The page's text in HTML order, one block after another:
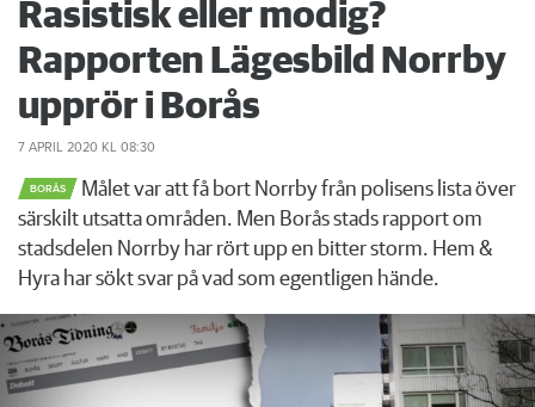
Rasistisk eller modig?
Rapporten Lägesbild Norrby
upprör i Borås
7 APRIL 2020 KL 08:30
BORÅS
Målet var att få bort Norrby från polisens lista över
särskilt utsatta områden. Men Borås stads rapport om
stadsdelen Norrby har rört upp en bitter storm. Hem &
Hyra har sökt svar på vad som egentligen hände.